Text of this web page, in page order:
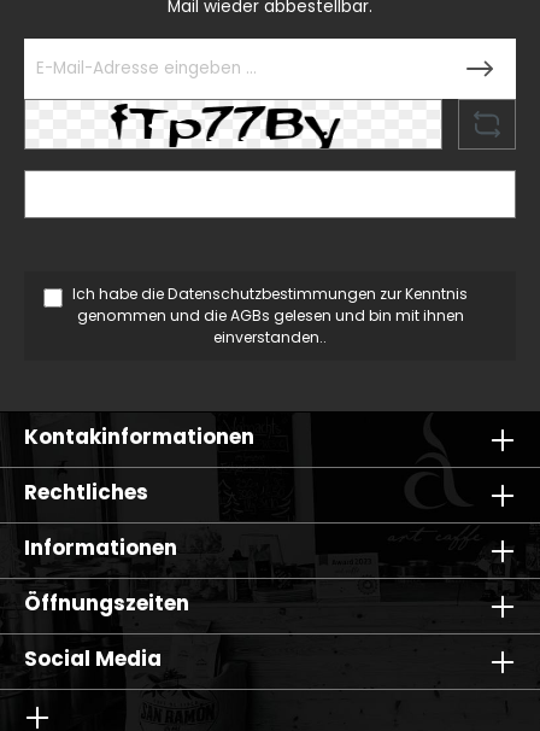
Mail wieder abbestellbar.
Ich habe dieDatenschutzbestimmungen zur Kenntnis
genommen und dieAGBs gelesen und bin mit ihnen
einverstanden..
Kontakinformationen
Rechtliches
Informationen
Öffnungszeiten
Social Media